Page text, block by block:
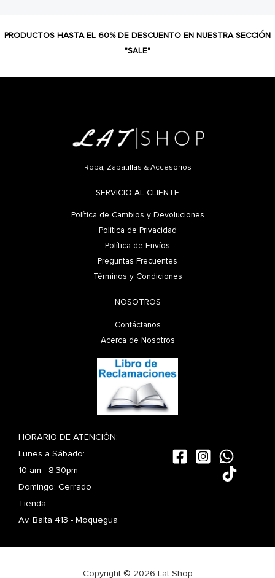
PRODUCTOS HASTA EL 60% DE DESCUENTO EN NUESTRA SECCIÓN
"SALE"
Ropa, Zapatillas & Accesorios
SERVICIO AL CLIENTE
Política de Cambios y Devoluciones
Política de Privacidad
Política de Envíos
Preguntas Frecuentes
Términos y Condiciones
NOSOTROS
Contáctanos
Acerca de Nosotros
HORARIO DE ATENCIÓN:
Lunes a Sábado:
10 am - 8:30pm
Domingo: Cerrado
Tienda:
Av. Balta 413 - Moquegua
Copyright © 2026 Lat Shop